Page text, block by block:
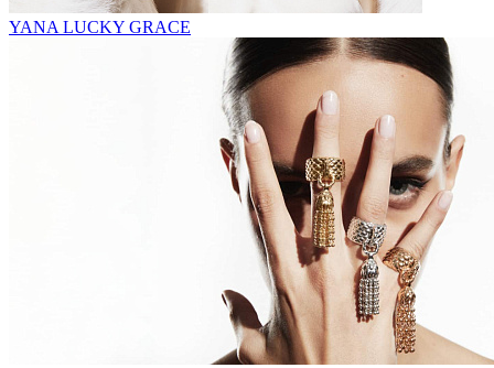
YANA LUCKY GRACE